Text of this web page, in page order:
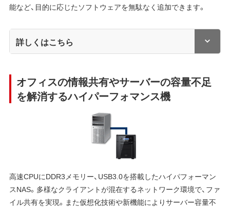
能など、目的に応じたソフトウェアを無駄なく追加できます。
詳しくはこちら
オフィスの情報共有やサーバーの容量不足
を解消するハイパーフォマンス機
高速CPUにDDR3メモリー、USB3.0を搭載したハイパフォーマン
スNAS。多様なクライアントが混在するネットワーク環境で、ファ
イル共有を実現。また仮想化技術や新機能によりサーバー容量不